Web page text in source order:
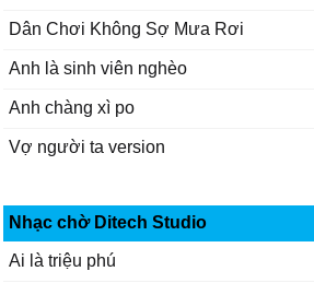
Dân Chơi Không Sợ Mưa Rơi
Anh là sinh viên nghèo
Anh chàng xì po
Vợ người ta version
Nhạc chờ Ditech Studio
Ai là triệu phú